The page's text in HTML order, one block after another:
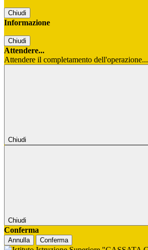
Chiudi
Informazione
Chiudi
Attendere...
Attendere il completamento dell'operazione...
Chiudi
Chiudi
Conferma
Annulla Conferma